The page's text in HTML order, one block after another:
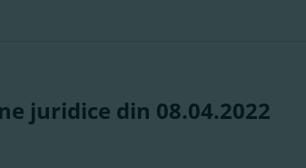
juridice din 08.04.2022